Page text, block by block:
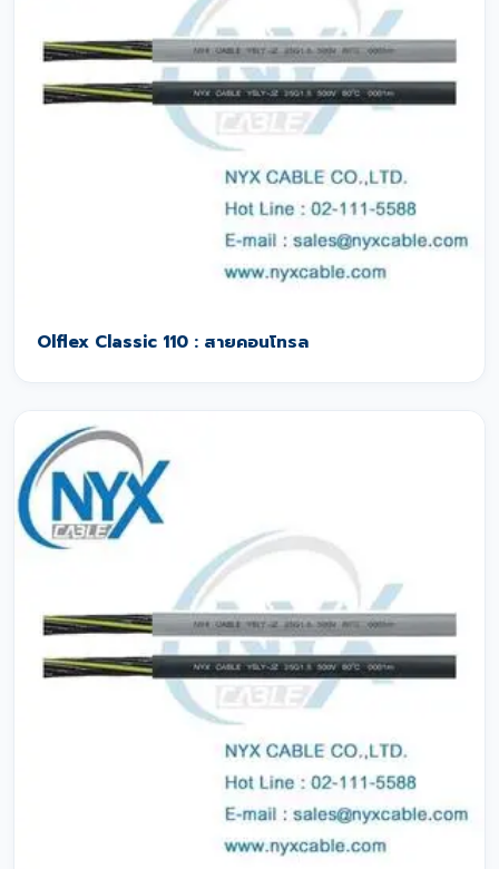
Olflex Classic 110 : สายคอนโทรล